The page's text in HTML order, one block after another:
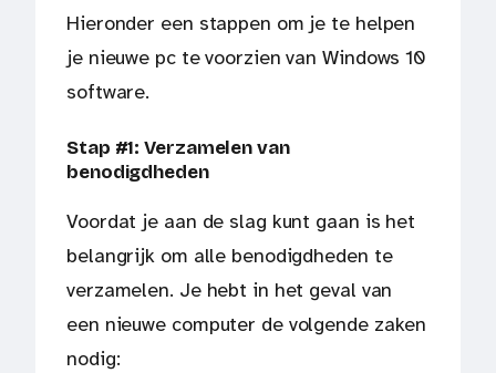
Hieronder een stappen om je te helpen
je nieuwe pc te voorzien van Windows 10
software.
Stap #1: Verzamelen van
benodigdheden
Voordat je aan de slag kunt gaan is het
belangrijk om alle benodigdheden te
verzamelen. Je hebt in het geval van
een nieuwe computer de volgende zaken
nodig: